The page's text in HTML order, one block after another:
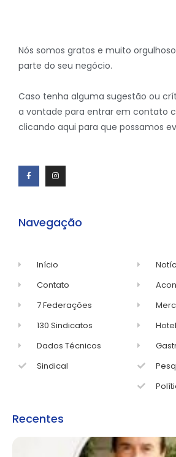
Nós somos gratos e muito
parte do seu negócio.
Caso tenha alguma sugestão ou
a vontade para entrar em contato
clicando aqui para que possamos
Navegação
Início
Contato
7 Federações
130 Sindicatos
Dados Técnicos
Sindical
Recentes